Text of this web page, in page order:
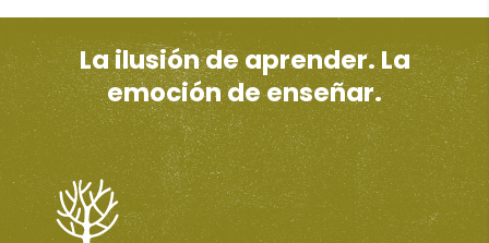
La ilusión de aprender. La
emoción de enseñar.